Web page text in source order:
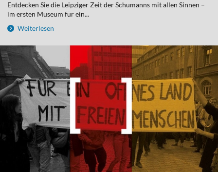
Entdecken Sie die Leipziger Zeit der Schumanns mit allen Sinnen –
im ersten Museum für ein...
Weiterlesen